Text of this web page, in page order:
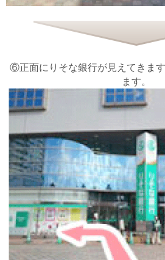
⑥正面にりそな銀行が見えてきま
ます。